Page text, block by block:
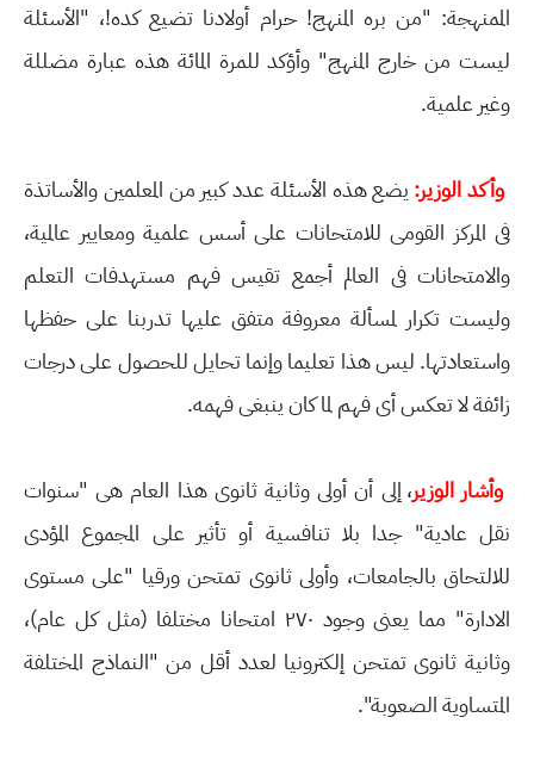
الممنهجة: "من بره المنهج! حرام أولادنا تضيع كده!، "الأسئلة
ليست من خارج المنهج" وأؤكد للمرة المائة هذه عبارة مضللة
وغير علمية.
وأكد الوزير: يضع هذه الأسئلة عدد كبير من المعلمين والأساتذة
فى المركز القومى للامتحانات على أسس علمية ومعايير عالمية،
والامتحانات فى العالم أجمع تقيس فهم مستهدفات التعلم
وليست تكرار لمسألة معروفة متفق عليها تدربنا على حفظها
واستعادتها. ليس هذا تعليما وإنما تحايل للحصول على درجات
زائفة لا تعكس أى فهم لما كان ينبغى فهمه.
وأشار الوزير، إلى أن أولى وثانية ثانوى هذا العام هى "سنوات
نقل عادية" جدا بلا تنافسية أو تأثير على المجموع المؤدى
للالتحاق بالجامعات، وأولى ثانوى تمتحن ورقيا "على مستوى
الادارة" مما يعنى وجود ٢٧٠ امتحانا مختلفا (مثل كل عام)،
وثانية ثانوى تمتحن إلكترونيا لعدد أقل من "النماذج المختلفة
المتساوية الصعوبة".